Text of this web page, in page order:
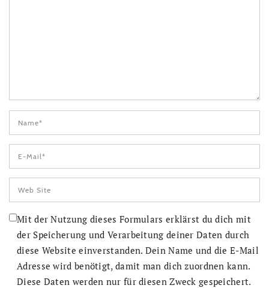
Mit der Nutzung dieses Formulars erklärst du dich mit
der Speicherung und Verarbeitung deiner Daten durch
diese Website einverstanden. Dein Name und die E-Mail
Adresse wird benötigt, damit man dich zuordnen kann.
Diese Daten werden nur für diesen Zweck gespeichert.